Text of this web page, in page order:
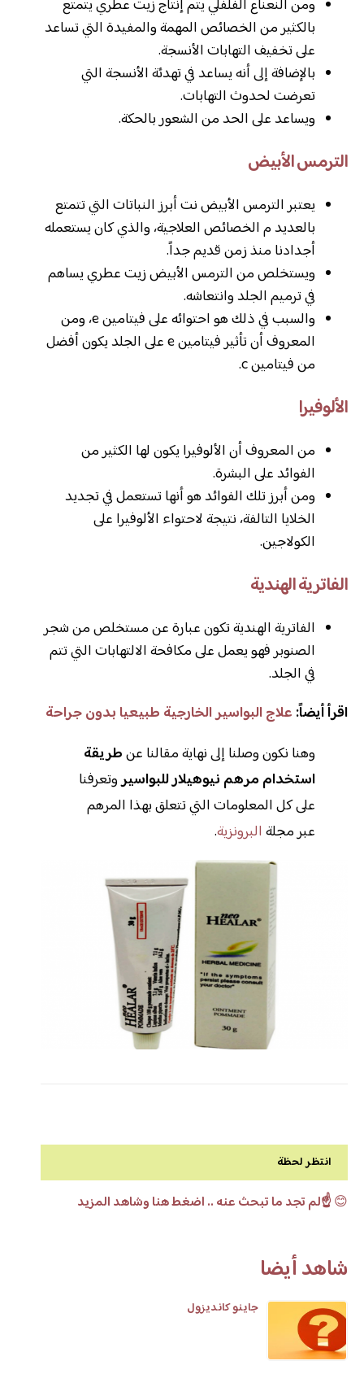
ومن النعناع الفلفلي يتم إنتاج زيت عطري يتمتع
بالكثير من الخصائص المهمة والمفيدة التي تساعد
على تخفيف التهابات الأنسجة.
بالإضافة إلى أنه يساعد في تهدئة الأنسجة التي
تعرضت لحدوث التهابات.
ويساعد على الحد من الشعور بالحكة.
الترمس الأبيض
يعتبر الترمس الأبيض نت أبرز النباتات التي تتمتع
بالعديد م الخصائص العلاجية، والذي كان يستعمله
أجدادنا منذ زمن قديم جداً.
ويستخلص من الترمس الأبيض زيت عطري يساهم
في ترميم الجلد وانتعاشه.
والسبب في ذلك هو احتوائه على فيتامين e، ومن
المعروف أن تأثير فيتامين e على الجلد يكون أفضل
من فيتامين c.
الألوفيرا
من المعروف أن الألوفيرا يكون لها الكثير من
الفوائد على البشرة.
ومن أبرز تلك الفوائد هو أنها تستعمل في تجديد
الخلايا التالفة، نتيجة لاحتواء الألوفيرا على
الكولاجين.
الفاترية الهندية
الفاترية الهندية تكون عبارة عن مستخلص من شجر
الصنوبر فهو يعمل على مكافحة الالتهابات التي تتم
في الجلد.
اقرأ أيضاً: علاج البواسير الخارجية طبيعيا بدون جراحة
وهنا نكون وصلنا إلى نهاية مقالنا عنطريقة
استخدام مرهم نيوهيلار للبواسيروتعرفنا
على كل المعلومات التي تتعلق بهذا المرهم
عبر مجلة البرونزية.
انتظر لحظة
😊☝️لم تجد ما تبحث عنه .. اضغط هنا وشاهد المزيد
شاهد أيضا
جاينو كانديزول